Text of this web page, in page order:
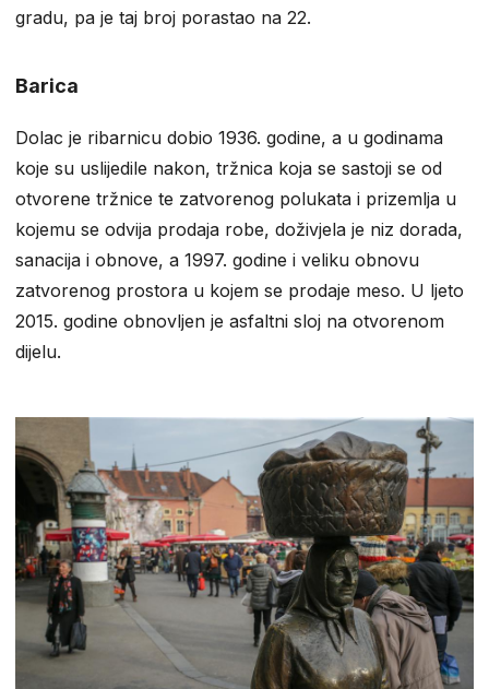
gradu, pa je taj broj porastao na 22.
Barica
Dolac je ribarnicu dobio 1936. godine, a u godinama
koje su uslijedile nakon, tržnica koja se sastoji se od
otvorene tržnice te zatvorenog polukata i prizemlja u
kojemu se odvija prodaja robe, doživjela je niz dorada,
sanacija i obnove, a 1997. godine i veliku obnovu
zatvorenog prostora u kojem se prodaje meso. U ljeto
2015. godine obnovljen je asfaltni sloj na otvorenom
dijelu.